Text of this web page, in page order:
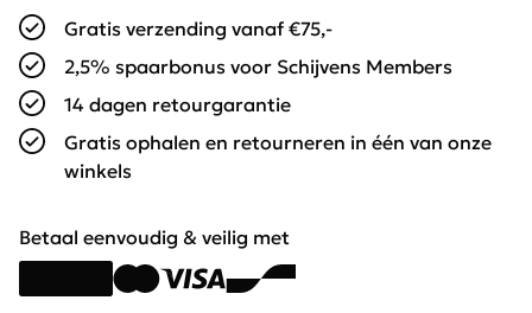
Gratis verzending vanaf €75,-
2,5% spaarbonus voor Schijvens Members
14 dagen retourgarantie
Gratis ophalen en retourneren in één van onze
winkels
Betaal eenvoudig & veilig met